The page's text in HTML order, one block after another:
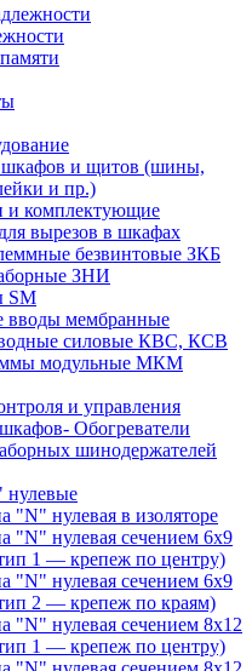
шкафов и щитов (шины,
и пр.)
и комплектующие
вырезов в шкафах
безвинтовые ЗКБ
ЗНИ
SM
вводы мембранные
силовые КВС, КСВ
модульные МКМ
и управления
Обогреватели
шинодержателей
"N" нулевая в изоляторе
"N" нулевая сечением 6х9
1 — крепеж по центру)
"N" нулевая сечением 6х9
2 — крепеж по краям)
"N" нулевая сечением 8х12
1 — крепеж по центру)